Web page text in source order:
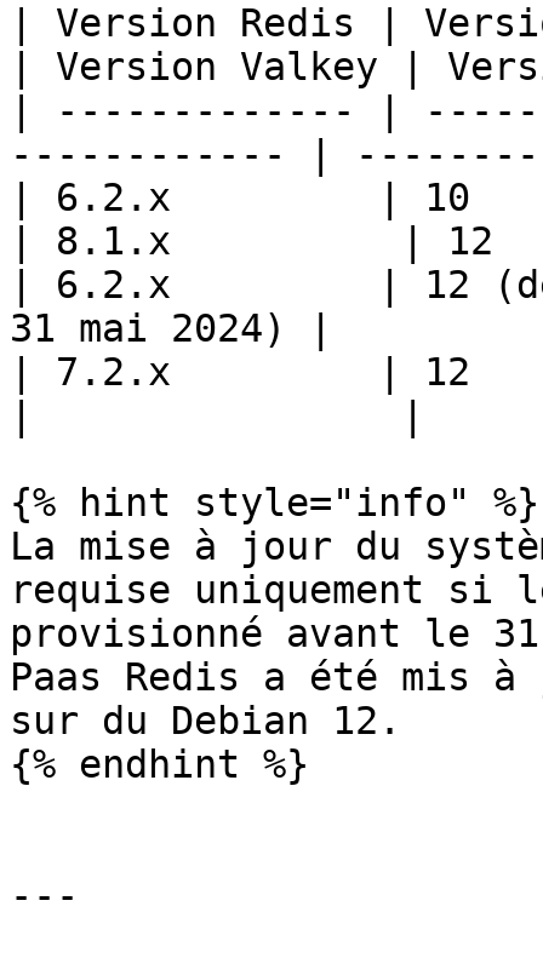
| Version Redis |
| Version Valkey |
| ------------- |
------------ |
| 6.2.x         | 10
| 8.1.x          |
| 6.2.x         | 12
31 mai 2024) |
| 7.2.x         | 12
{% hint style="info" %}
La mise à jour du
requise uniquement si
provisionné avant le
Paas Redis a été mis
sur du Debian 12.
{% endhint %}
---